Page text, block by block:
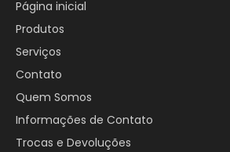
Página inicial
Produtos
Serviços
Contato
Quem Somos
Informações de Contato
Trocas e Devoluções